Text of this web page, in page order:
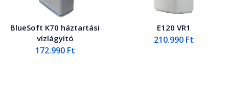
BlueSoft K70 háztartási
vízlágyító
172.990 Ft
E120 VR1
210.990 Ft